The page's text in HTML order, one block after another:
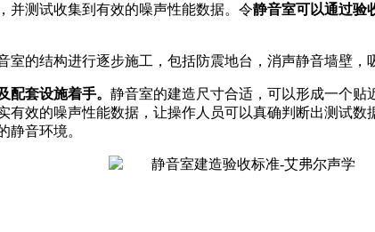
并测试收集到有效的噪声性能数据。令静音室可以通过验
的结构进行逐步施工，包括防震地台，消声静音墙壁，
配套设施着手。 静音室的建造尺寸合适，可以形成一个
效的噪声性能数据，让操作人员可以真确判断出测试
静音环境。